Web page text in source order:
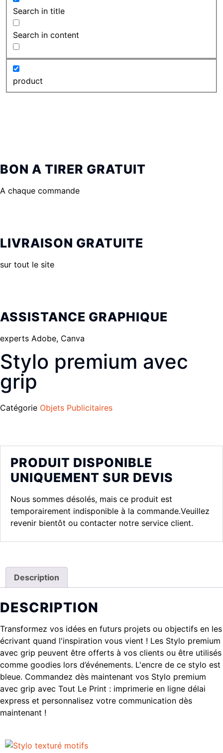
Search in title
Search in content
product
BON A TIRER GRATUIT
A chaque commande
LIVRAISON GRATUITE
sur tout le site
ASSISTANCE GRAPHIQUE
experts Adobe, Canva
Stylo premium avec
grip
Catégorie Objets Publicitaires
PRODUIT DISPONIBLE
UNIQUEMENT SUR DEVIS
Nous sommes désolés, mais ce produit est
temporairement indisponible à la commande.Veuillez
revenir bientôt ou contacter notre service client.
Description
DESCRIPTION
Transformez vos idées en futurs projets ou objectifs en les
écrivant quand l'inspiration vous vient ! Les Stylo premium
avec grip peuvent être offerts à vos clients ou être utilisés
comme goodies lors d’événements. L'encre de ce stylo est
bleue. Commandez dès maintenant vos Stylo premium
avec grip avec Tout Le Print : imprimerie en ligne délai
express et personnalisez votre communication dès
maintenant !